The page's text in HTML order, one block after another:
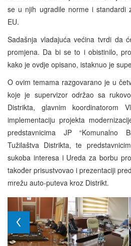
se u njih ugradile norme i standardi
EU.
Sadašnja vladajuća većina tvrdi da
promjena. Da bi se to i obistinilo,
kako je ovdje opisano, istaknuo je
O ovim temama razgovarano je u
koje je supervizor održao sa
Distrikta, glavnim koordinatorom
implementaciju projekta
predstavnicima JP “Komunalno
Tužilaštva Distrikta, te
sukoba interesa i Ureda za borbu
također prisustvovao i prezentaciji
mrežu auto-puteva kroz Distrikt.